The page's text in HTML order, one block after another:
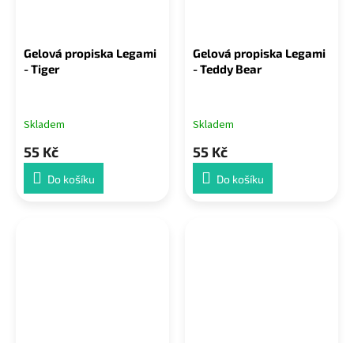
Gelová propiska Legami
- Tiger
Skladem
55 Kč
Do košíku
Gelová propiska Legami
- Teddy Bear
Skladem
55 Kč
Do košíku